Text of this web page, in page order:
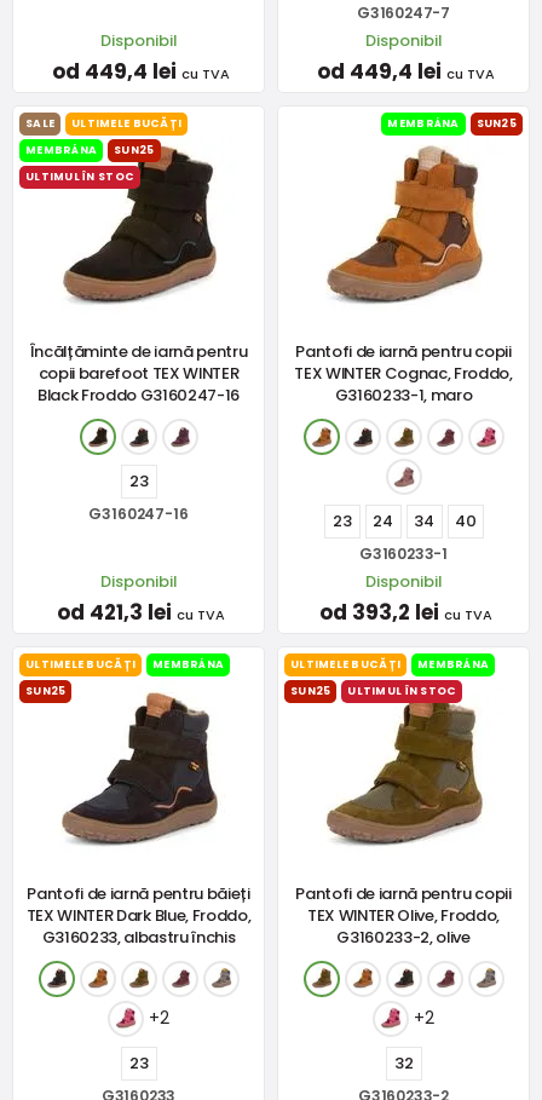
Disponibil
od 449,4 lei cu TVA
G3160247-7
Disponibil
od 449,4 lei cu TVA
SALE
ULTIMELE BUCĂȚI
MEMBRÁNA
SUN25
ULTIMUL ÎN STOC
Încălțăminte de iarnă pentru
copii barefoot TEX WINTER
Black Froddo G3160247-16
23
G3160247-16
Disponibil
od 421,3 lei cu TVA
MEMBRÁNA SUN25
Pantofi de iarnă pentru copii
TEX WINTER Cognac, Froddo,
G3160233-1, maro
23 24 34 40
G3160233-1
Disponibil
od 393,2 lei cu TVA
ULTIMELE BUCĂȚI
MEMBRÁNA
SUN25
Pantofi de iarnă pentru băieți
TEX WINTER Dark Blue, Froddo,
G3160233, albastru închis
+2
23
G3160233
ULTIMELE BUCĂȚI
MEMBRÁNA
SUN25
ULTIMUL ÎN STOC
Pantofi de iarnă pentru copii
TEX WINTER Olive, Froddo,
G3160233-2, olive
+2
32
G3160233-2